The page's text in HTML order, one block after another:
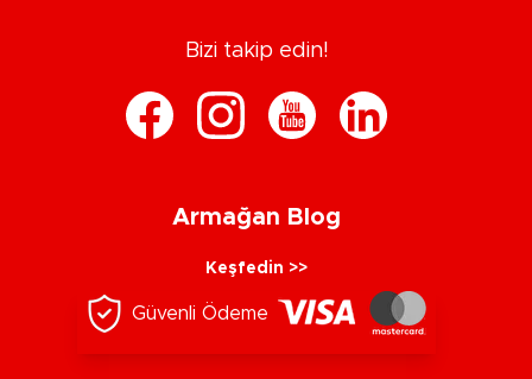
Bizi takip edin!
Armağan Blog
Keşfedin >>
Güvenli Ödeme